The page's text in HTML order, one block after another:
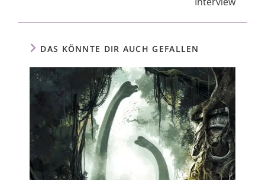
DAS KÖNNTE DIR AUCH GEFALLEN